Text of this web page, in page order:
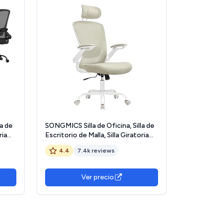
de
SONGMICS Silla de Oficina, Silla de
Escritorio de Malla, Silla Giratoria
Ergonómica, Soporte Lumbar,
Oscilante, Asiento de 53 cm,
Reposacabezas, Beige Capuchino
OBN047K01
4.4 7.4k reviews
Ver precio